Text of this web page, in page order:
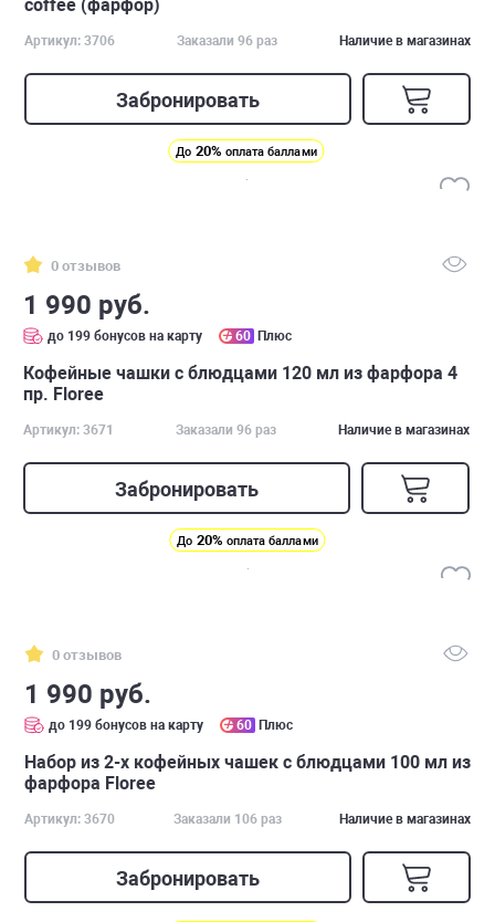
coffee (фарфор)
Артикул: 3706 Заказали 96 раз Наличие в магазинах
Забронировать
До 20% оплата баллами
0 отзывов
1 990 руб.
до 199 бонусов на карту 60 Плюс
Кофейные чашки с блюдцами 120 мл из фарфора 4
пр. Floree
Артикул: 3671 Заказали 96 раз Наличие в магазинах
Забронировать
До 20% оплата баллами
0 отзывов
1 990 руб.
до 199 бонусов на карту 60 Плюс
Набор из 2-х кофейных чашек с блюдцами 100 мл из
фарфора Floree
Артикул: 3670 Заказали 106 раз Наличие в магазинах
Забронировать